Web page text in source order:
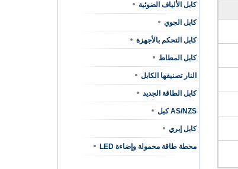
كابل الألياف الضوئية
كابل الجوي
كابل التحكم بالأجهزة
كابل المطاط
النار تصنيفها الكابل
كابل الطاقة الجديد
AS/NZS كبل
كابل إبري
محطة طاقة محمولة وإضاءة LED